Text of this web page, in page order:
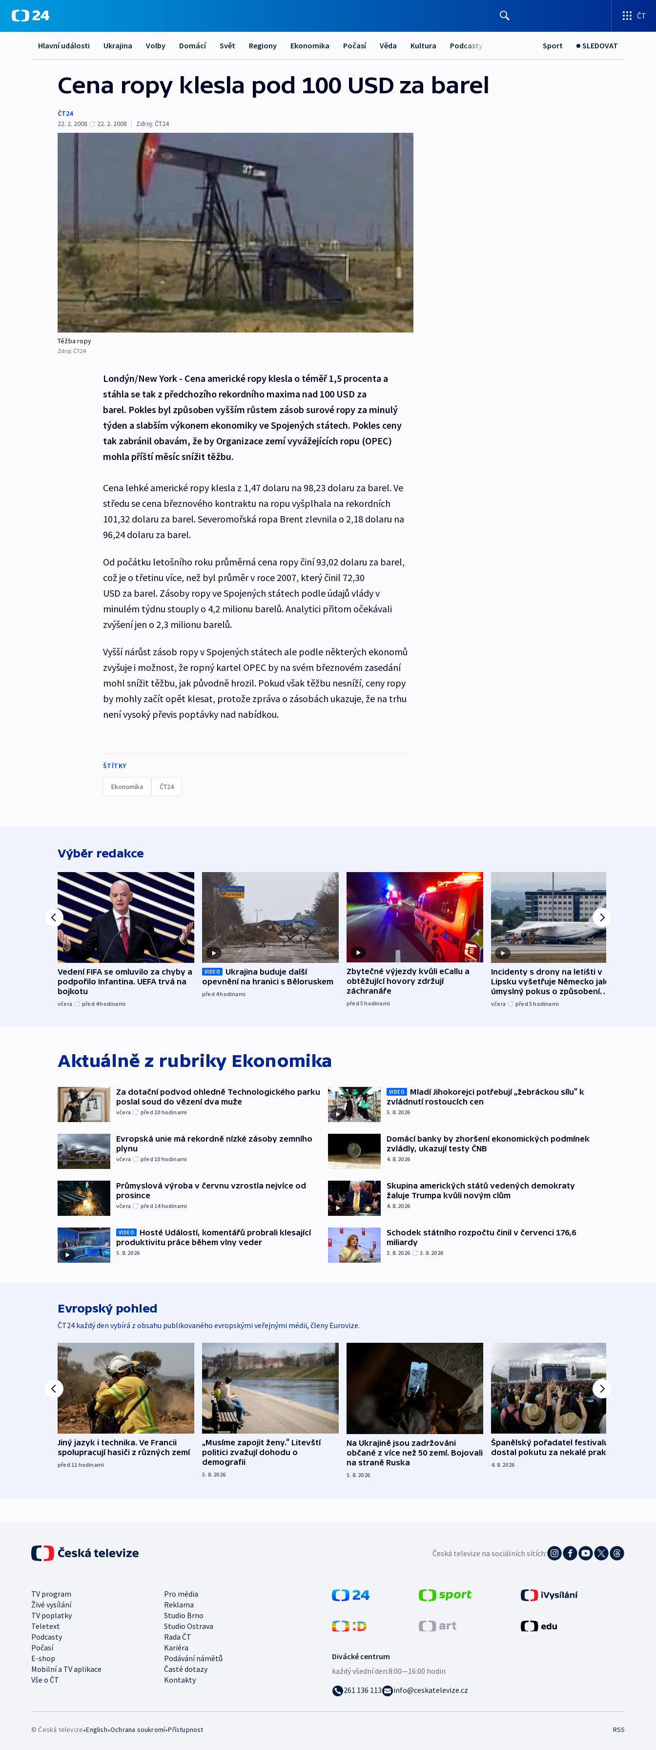
ČT
Hlavní události Ukrajina Volby Domácí Svět Regiony Ekonomika Počasí Věda Kultura Podcasty Sport SLEDOVAT
Cena ropy klesla pod 100 USD za barel
ČT24
22. 2. 2008
22. 2. 2008 | Zdroj: ČT24
Těžba ropy
Zdroj: ČT24
Londýn/New York - Cena americké ropy klesla o téměř 1,5 procenta a
stáhla se tak z předchozího rekordního maxima nad 100 USD za
barel. Pokles byl způsoben vyšším růstem zásob surové ropy za minulý
týden a slabším výkonem ekonomiky ve Spojených státech. Pokles ceny
tak zabránil obavám, že by Organizace zemí vyvážejících ropu (OPEC)
mohla příští měsíc snížit těžbu.
Cena lehké americké ropy klesla z 1,47 dolaru na 98,23 dolaru za barel. Ve
středu se cena březnového kontraktu na ropu vyšplhala na rekordních
101,32 dolaru za barel. Severomořská ropa Brent zlevnila o 2,18 dolaru na
96,24 dolaru za barel.
Od počátku letošního roku průměrná cena ropy činí 93,02 dolaru za barel,
což je o třetinu více, než byl průměr v roce 2007, který činil 72,30
USD za barel. Zásoby ropy ve Spojených státech podle údajů vlády v
minulém týdnu stouply o 4,2 milionu barelů. Analytici přitom očekávali
zvýšení jen o 2,3 milionu barelů.
Vyšší nárůst zásob ropy v Spojených státech ale podle některých ekonomů
zvyšuje i možnost, že ropný kartel OPEC by na svém březnovém zasedání
mohl snížit těžbu, jak původně hrozil. Pokud však těžbu nesníží, ceny ropy
by mohly začít opět klesat, protože zpráva o zásobách ukazuje, že na trhu
není vysoký převis poptávky nad nabídkou.
ŠTÍTKY
Ekonomika ČT24
Výběr redakce
Vedení FIFA se omluvilo za chyby a
podpořilo Infantina. UEFA trvá na
bojkotu
včera před 4hodinami
VIDEO
Ukrajina buduje další
opevnění na hranici s Běloruskem
před 4hodinami
Zbytečné výjezdy kvůli eCallu a
obtěžující hovory zdržují
záchranáře
před 5hodinami
Incidenty s drony na letišti v
Lipsku vyšetřuje Německo jako
úmyslný pokus o způsobení
exploze
včera před 5hodinami
Aktuálně z rubriky Ekonomika
Za dotační podvod ohledně Technologického parku
poslal soud do vězení dva muže
včera před 10 hodinami
Evropská unie má rekordně nízké zásoby zemního
plynu
včera před 10 hodinami
Průmyslová výroba v červnu vzrostla nejvíce od
prosince
včera před 14hodinami
VIDEO
Hosté Událostí, komentářů probrali klesající
produktivitu práce během vlny veder
5. 8. 2026
VIDEO
Mladí Jihokorejci potřebují „žebráckou sílu“ k
zvládnutí rostoucích cen
5. 8. 2026
Domácí banky by zhoršení ekonomických podmínek
zvládly, ukazují testy ČNB
4. 8. 2026
Skupina amerických států vedených demokraty
žaluje Trumpa kvůli novým clům
4. 8. 2026
Schodek státního rozpočtu činil v červenci 176,6
miliardy
3. 8. 2026 3. 8. 2026
Evropský pohled
ČT24 každý den vybírá z obsahu publikovaného evropskými veřejnými médii, členy Eurovize.
Jiný jazyk i technika. Ve Francii
spolupracují hasiči z různých zemí
před 11 hodinami
„Musíme zapojit ženy.“ Litevští
politici zvažují dohodu o
demografii
5. 8. 2026
Na Ukrajině jsou zadržováni
občané z více než 50 zemí. Bojovali
na straně Ruska
5. 8. 2026
Španělský pořadatel festivalu
dostal pokutu za nekalé praktiky
4. 8. 2026
Česká televize na sociálních sítích:
TV program
Pro média
Živé vysílání
Reklama
TV poplatky
Studio Brno
Teletext
Studio Ostrava
Podcasty
Rada ČT
Počasí
Kariéra
E-shop
Podávání námětů
Mobilní a TV aplikace
Časté dotazy
Vše o ČT
Kontakty
Divácké centrum
každý všední den:8:00—16:00 hodin
261 136 113
info@ceskatelevize.cz
© Česká televize•English•Ochrana soukromí•Přístupnost RSS